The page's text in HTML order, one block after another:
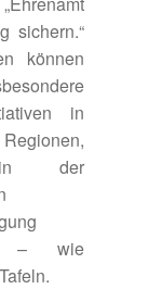
sichern.“
können
in
der
– wie